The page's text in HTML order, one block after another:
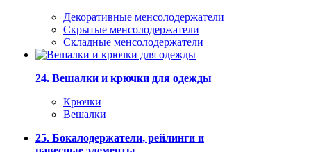
Декоративные менсолодержатели
Скрытые менсолодержатели
Складные менсолодержатели
24. Вешалки и крючки для одежды
Крючки
Вешалки
25. Бокалодержатели, рейлинги и